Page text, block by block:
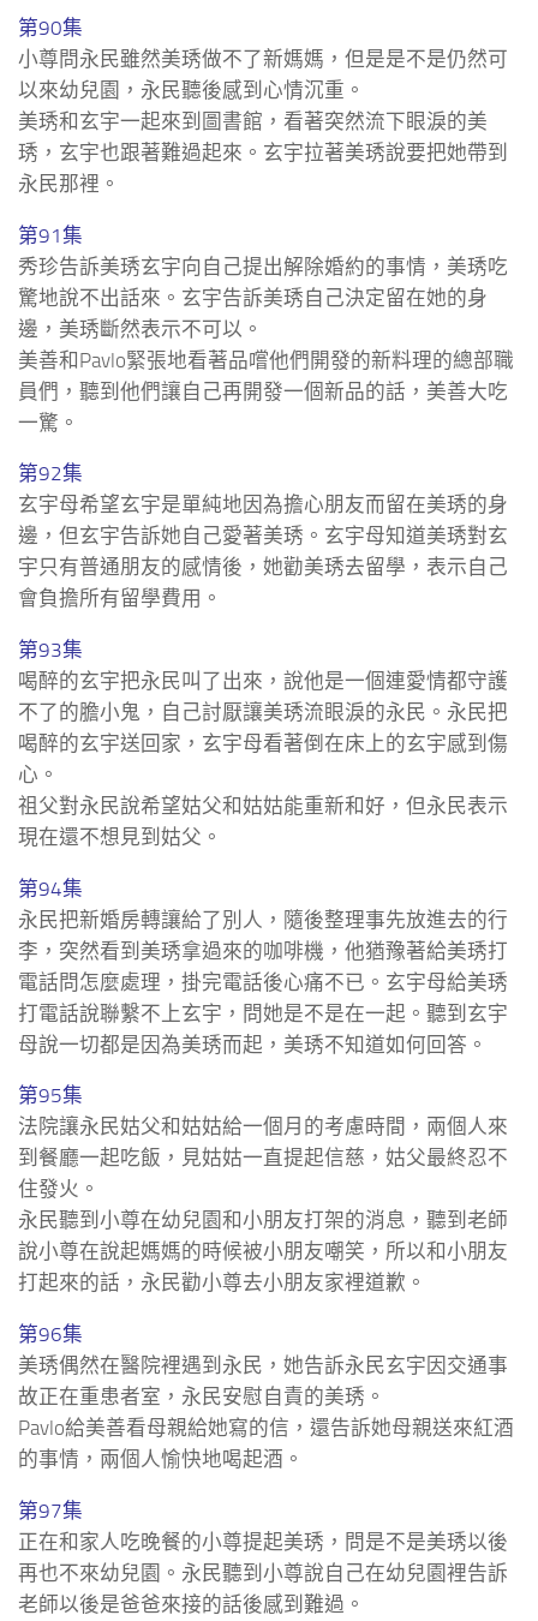
第90集
小尊問永民雖然美琇做不了新媽媽，但是是不是仍然可
以來幼兒園，永民聽後感到心情沉重。
美琇和玄宇一起來到圖書館，看著突然流下眼淚的美
琇，玄宇也跟著難過起來。玄宇拉著美琇說要把她帶到
永民那裡。
第91集
秀珍告訴美琇玄宇向自己提出解除婚約的事情，美琇吃
驚地說不出話來。玄宇告訴美琇自己決定留在她的身
邊，美琇斷然表示不可以。
美善和Pavlo緊張地看著品嚐他們開發的新料理的總部職
員們，聽到他們讓自己再開發一個新品的話，美善大吃
一驚。
第92集
玄宇母希望玄宇是單純地因為擔心朋友而留在美琇的身
邊，但玄宇告訴她自己愛著美琇。玄宇母知道美琇對玄
宇只有普通朋友的感情後，她勸美琇去留學，表示自己
會負擔所有留學費用。
第93集
喝醉的玄宇把永民叫了出來，說他是一個連愛情都守護
不了的膽小鬼，自己討厭讓美琇流眼淚的永民。永民把
喝醉的玄宇送回家，玄宇母看著倒在床上的玄宇感到傷
心。
祖父對永民說希望姑父和姑姑能重新和好，但永民表示
現在還不想見到姑父。
第94集
永民把新婚房轉讓給了別人，隨後整理事先放進去的行
李，突然看到美琇拿過來的咖啡機，他猶豫著給美琇打
電話問怎麼處理，掛完電話後心痛不已。玄宇母給美琇
打電話說聯繫不上玄宇，問她是不是在一起。聽到玄宇
母說一切都是因為美琇而起，美琇不知道如何回答。
第95集
法院讓永民姑父和姑姑給一個月的考慮時間，兩個人來
到餐廳一起吃飯，見姑姑一直提起信慈，姑父最終忍不
住發火。
永民聽到小尊在幼兒園和小朋友打架的消息，聽到老師
說小尊在說起媽媽的時候被小朋友嘲笑，所以和小朋友
打起來的話，永民勸小尊去小朋友家裡道歉。
第96集
美琇偶然在醫院裡遇到永民，她告訴永民玄宇因交通事
故正在重患者室，永民安慰自責的美琇。
Pavlo給美善看母親給她寫的信，還告訴她母親送來紅酒
的事情，兩個人愉快地喝起酒。
第97集
正在和家人吃晚餐的小尊提起美琇，問是不是美琇以後
再也不來幼兒園。永民聽到小尊說自己在幼兒園裡告訴
老師以後是爸爸來接的話後感到難過。